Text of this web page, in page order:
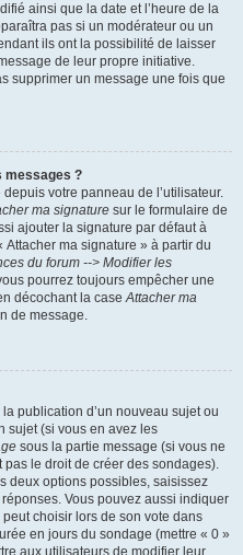
ainsi que la date et l’heure de la
pas si un modérateur ou un
ils ont la possibilité de laisser
de leur propre initiative.
supprimer un message une fois que
messages ?
votre panneau de l’utilisateur.
ma signature sur le formulaire de
ajouter la signature par défaut à
Attacher ma signature » à partir du
du forum --> Modifier les
pourrez toujours empêcher une
décochant la caseAttacher ma
de message.
publication d’un nouveau sujet ou
sujet (si vous en avez les
sous la partie message (si vous ne
pas le droit de créer des sondages).
deux options possibles, saisissez
Vous pouvez aussi indiquer
choisir lors de son vote dans
en jours du sondage (mettre « 0 »
aux utilisateurs de modifier leur